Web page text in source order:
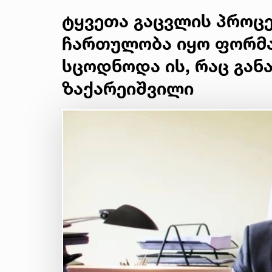
ტყვეთა გაცვლის
ჩართულობა იყო
სცოდნოდა ის, რაც
ზაქარეიშვილი